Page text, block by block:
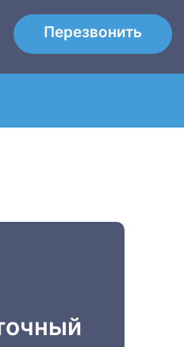
Перезвонить